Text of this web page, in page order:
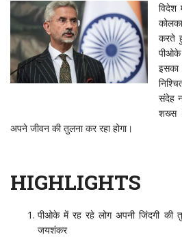
विदेश
करते
संदेह
शख्स
अपने जीवन की तुलना कर रहा होगा।
HIGHLIGHTS
पीओके में रह रहे लोग अपनी जिंदगी की
जयशंकर